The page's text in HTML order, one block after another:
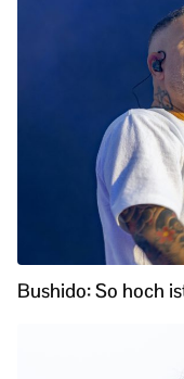
Bushido: So hoch